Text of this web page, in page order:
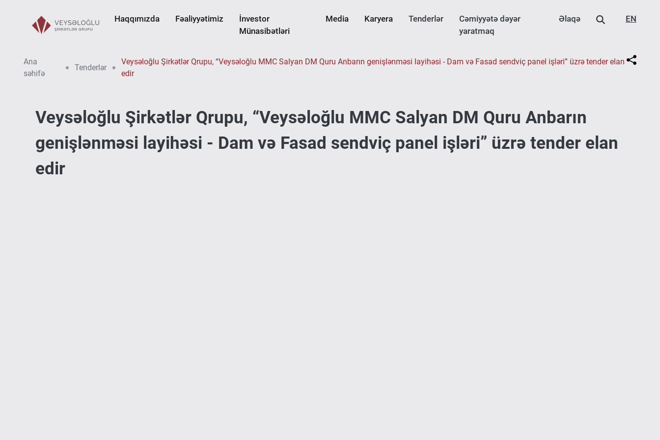
Haqqımızda Fəaliyyətimiz
İnvestor
Münasibətləri
Media Karyera Tenderlər
Cəmiyyətə dəyər
yaratmaq
Əlaqə EN
Ana
səhifə
Tenderlər
Veysəloğlu Şirkətlər Qrupu, “Veysəloğlu MMC Salyan DM Quru Anbarın genişlənməsi layihəsi - Dam və Fasad sendviç panel işləri” üzrə tender elan
edir
Veysəloğlu Şirkətlər Qrupu, “Veysəloğlu MMC Salyan DM Quru Anbarın
genişlənməsi layihəsi - Dam və Fasad sendviç panel işləri” üzrə tender elan
edir